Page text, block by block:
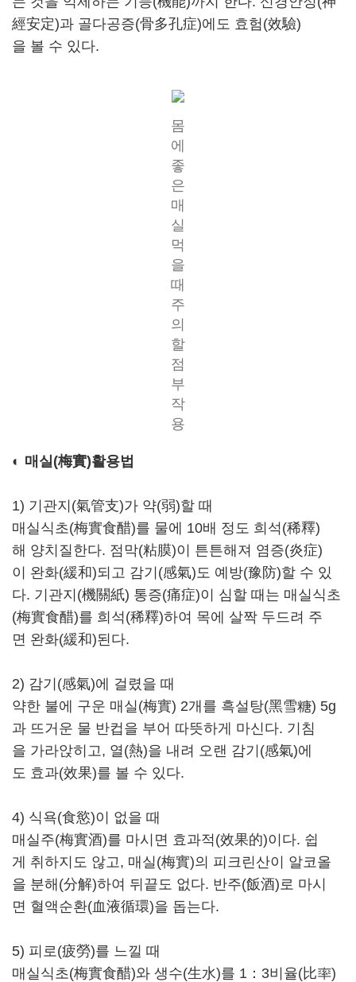
經安定)과 골다공증(骨多孔症)에도 효험(效驗)
을 볼 수 있다.
몸
에
좋
은
매
실
먹
을
때
주
의
할
점
부
작
용
◐ 매실(梅實)활용법
1) 기관지(氣管支)가 약(弱)할 때
매실식초(梅實食醋)를 물에 10배 정도 희석(稀釋)
해 양치질한다. 점막(粘膜)이 튼튼해져 염증(炎症)
이 완화(緩和)되고 감기(感氣)도 예방(豫防)할 수 있
다. 기관지(機關紙) 통증(痛症)이 심할 때는 매실식초
(梅實食醋)를 희석(稀釋)하여 목에 살짝 두드려 주
면 완화(緩和)된다.
2) 감기(感氣)에 걸렸을 때
약한 불에 구운 매실(梅實) 2개를 흑설탕(黑雪糖) 5g
과 뜨거운 물 반컵을 부어 따뜻하게 마신다. 기침
을 가라앉히고, 열(熱)을 내려 오랜 감기(感氣)에
도 효과(效果)를 볼 수 있다.
4) 식욕(食慾)이 없을 때
매실주(梅實酒)를 마시면 효과적(效果的)이다. 쉽
게 취하지도 않고, 매실(梅實)의 피크린산이 알코올
을 분해(分解)하여 뒤끝도 없다. 반주(飯酒)로 마시
면 혈액순환(血液循環)을 돕는다.
5) 피로(疲勞)를 느낄 때
매실식초(梅實食醋)와 생수(生水)를 1：3비율(比率)